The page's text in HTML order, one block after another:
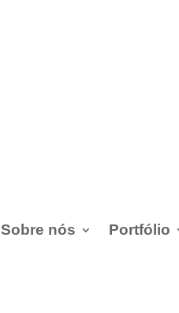
Sobre nós Portfólio